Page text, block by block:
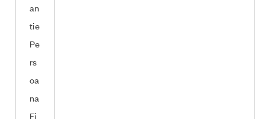
an
tie
Pe
rs
oa
na
Fi